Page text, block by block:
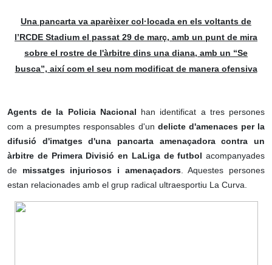
Una pancarta va aparèixer col·locada en els voltants de
l’RCDE Stadium el passat 29 de març, amb un punt de mira
sobre el rostre de l'àrbitre dins una diana, amb un “Se
busca”, així com el seu nom modificat de manera ofensiva
Agents de la Policia Nacional han identificat a tres persones
com a presumptes responsables d'un delicte d'amenaces per la
difusió d'imatges d'una pancarta amenaçadora contra un
àrbitre de Primera Divisió en LaLiga de futbol acompanyades
de missatges injuriosos i amenaçadors. Aquestes persones
estan relacionades amb el grup radical ultraesportiu La Curva.